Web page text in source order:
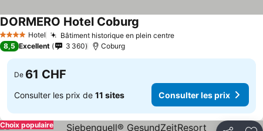
4 Étoiles Hotel Bâtiment historique en plein centreConsulter les prix
DORMERO Hotel Coburg
8,5 Excellent 3 360 Coburg
De 61 CHF
Consulter les prix de 11 sites Consulter les prix
Choix populaire